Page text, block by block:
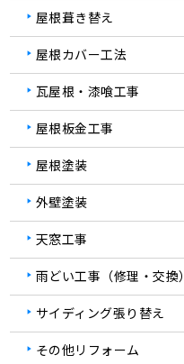
屋根葺き替え
屋根カバー工法
瓦屋根・漆喰工事
屋根板金工事
屋根塗装
外壁塗装
天窓工事
雨どい工事（修理・交換）
サイディング張り替え
その他リフォーム